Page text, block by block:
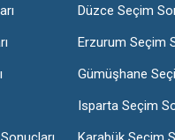
Düzce Seçim
Erzurum Seçim
Gümüşhane
Isparta Seçim